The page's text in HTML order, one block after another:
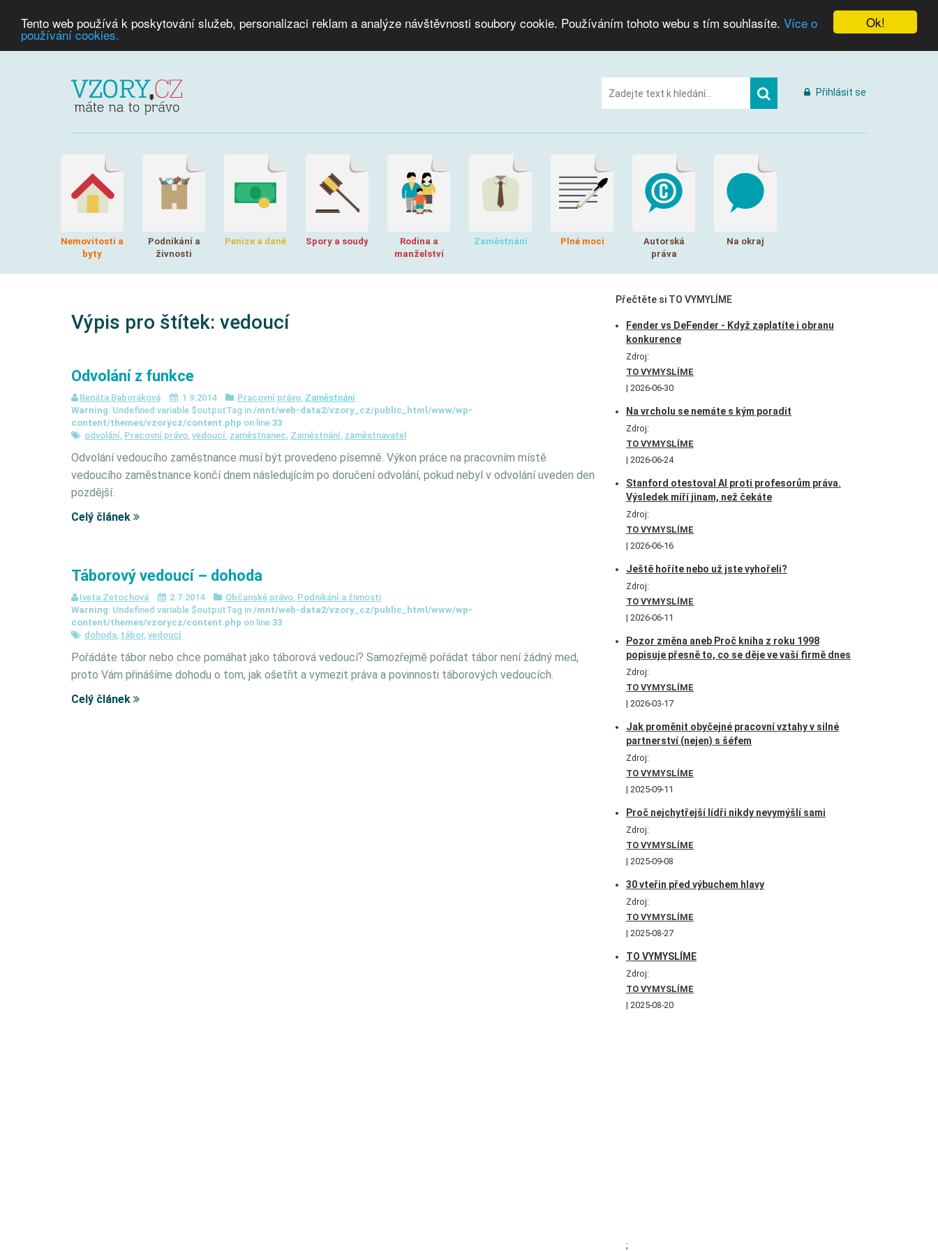
Ok!
Tento web používá k poskytování služeb, personalizaci reklam a analýze návštěvnosti soubory cookie. Používáním tohoto webu s tím souhlasíte. Více o
používání cookies.
Přihlásit se
Nemovitosti a
byty
Podnikání a
živnosti
Peníze a daně Spory a soudy
Rodina a
manželství
Zaměstnání Plné moci
Autorská
práva
Na okraj
Výpis pro štítek: vedoucí
Odvolání z funkce
Renáta Baboráková 1.9.2014 Pracovní právo, Zaměstnání
Warning: Undefined variable $outputTag in /mnt/web-data2/vzory_cz/public_html/www/wp-
content/themes/vzorycz/content.php on line 33
odvolání, Pracovní právo, vedoucí, zaměstnanec, Zaměstnání, zaměstnavatel
Odvolání vedoucího zaměstnance musí být provedeno písemně. Výkon práce na pracovním místě
vedoucího zaměstnance končí dnem následujícím po doručení odvolání, pokud nebyl v odvolání uveden den
pozdější.
Celý článek
Táborový vedoucí – dohoda
Iveta Zetochová 2.7.2014 Občanské právo, Podnikání a živnosti
Warning: Undefined variable $outputTag in /mnt/web-data2/vzory_cz/public_html/www/wp-
content/themes/vzorycz/content.php on line 33
dohoda, tábor, vedoucí
Pořádáte tábor nebo chce pomáhat jako táborová vedoucí? Samozřejmě pořádat tábor není žádný med,
proto Vám přinášíme dohodu o tom, jak ošetřit a vymezit práva a povinnosti táborových vedoucích.
Celý článek
Přečtěte si TO VYMYLÍME
Fender vs DeFender - Když zaplatíte i obranu
konkurence
Zdroj:
TO VYMYSLÍME
2026-06-30
Na vrcholu se nemáte s kým poradit
Zdroj:
TO VYMYSLÍME
2026-06-24
Stanford otestoval AI proti profesorům práva.
Výsledek míří jinam, než čekáte
Zdroj:
TO VYMYSLÍME
2026-06-16
Ještě hoříte nebo už jste vyhořeli?
Zdroj:
TO VYMYSLÍME
2026-06-11
Pozor změna aneb Proč kniha z roku 1998
popisuje přesně to, co se děje ve vaší firmě dnes
Zdroj:
TO VYMYSLÍME
2026-03-17
Jak proměnit obyčejné pracovní vztahy v silné
partnerství (nejen) s šéfem
Zdroj:
TO VYMYSLÍME
2025-09-11
Proč nejchytřejší lídři nikdy nevymýšlí sami
Zdroj:
TO VYMYSLÍME
2025-09-08
30 vteřin před výbuchem hlavy
Zdroj:
TO VYMYSLÍME
2025-08-27
TO VYMYSLÍME
Zdroj:
TO VYMYSLÍME
2025-08-20
;